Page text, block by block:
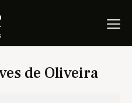
de Oliveira